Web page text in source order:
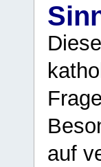
auf